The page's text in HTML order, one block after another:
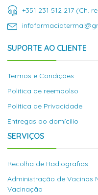
+351 231 512 217 (Ch.
SUPORTE AO CLIENTE
Termos e Condições
Politica de reembolso
Política de Privacidade
Entregas ao domícilio
SERVIÇOS
Recolha de Radiografias
Administração de Vacinas
Vacinação